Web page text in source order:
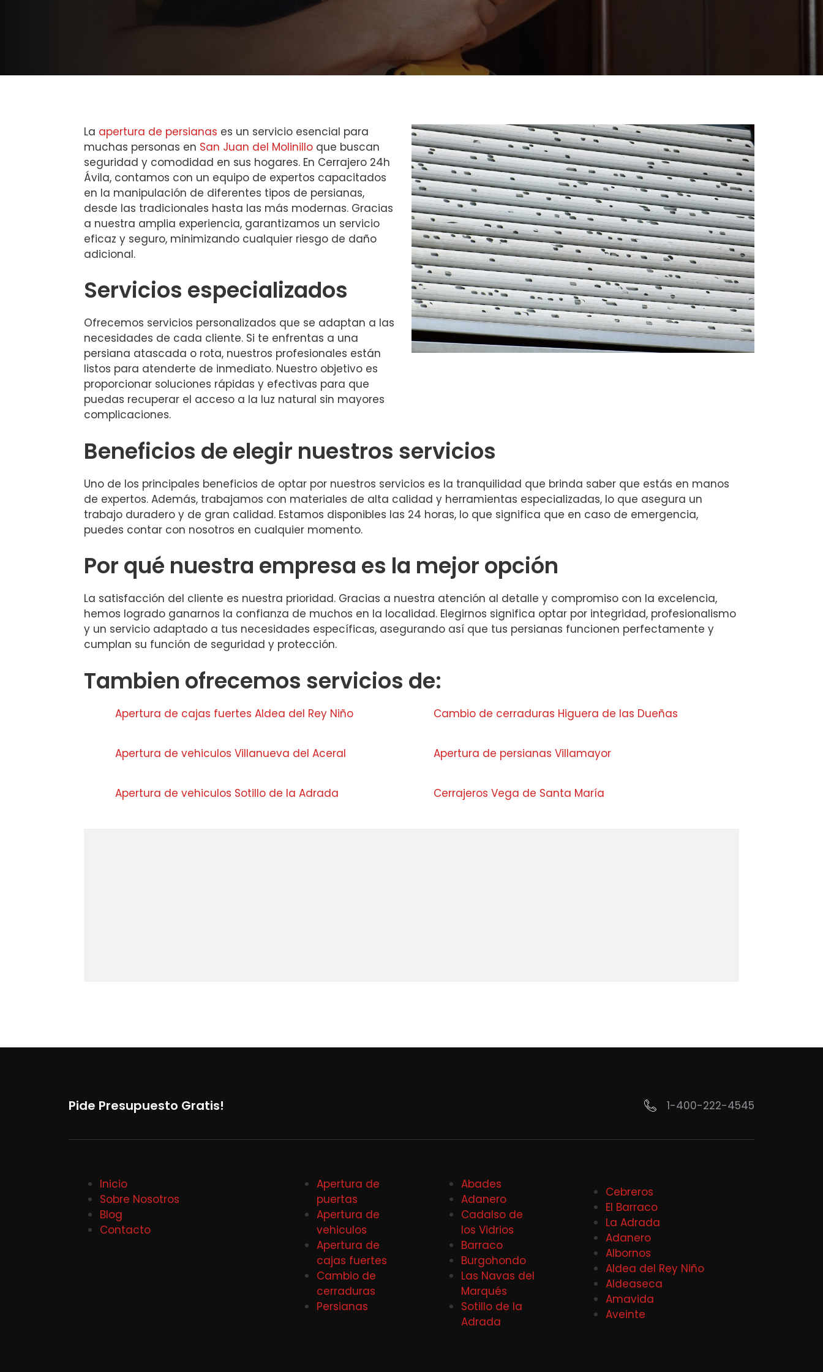
La apertura de persianas es un servicio esencial para
muchas personas en San Juan del Molinillo que buscan
seguridad y comodidad en sus hogares. En Cerrajero 24h
Ávila, contamos con un equipo de expertos capacitados
en la manipulación de diferentes tipos de persianas,
desde las tradicionales hasta las más modernas. Gracias
a nuestra amplia experiencia, garantizamos un servicio
eficaz y seguro, minimizando cualquier riesgo de daño
adicional.
Servicios especializados
Ofrecemos servicios personalizados que se adaptan a las
necesidades de cada cliente. Si te enfrentas a una
persiana atascada o rota, nuestros profesionales están
listos para atenderte de inmediato. Nuestro objetivo es
proporcionar soluciones rápidas y efectivas para que
puedas recuperar el acceso a la luz natural sin mayores
complicaciones.
Beneficios de elegir nuestros servicios
Uno de los principales beneficios de optar por nuestros servicios es la tranquilidad que brinda saber que estás en manos
de expertos. Además, trabajamos con materiales de alta calidad y herramientas especializadas, lo que asegura un
trabajo duradero y de gran calidad. Estamos disponibles las 24 horas, lo que significa que en caso de emergencia,
puedes contar con nosotros en cualquier momento.
Por qué nuestra empresa es la mejor opción
La satisfacción del cliente es nuestra prioridad. Gracias a nuestra atención al detalle y compromiso con la excelencia,
hemos logrado ganarnos la confianza de muchos en la localidad. Elegirnos significa optar por integridad, profesionalismo
y un servicio adaptado a tus necesidades específicas, asegurando así que tus persianas funcionen perfectamente y
cumplan su función de seguridad y protección.
Tambien ofrecemos servicios de:
Apertura de cajas fuertes Aldea del Rey Niño Cambio de cerraduras Higuera de las Dueñas
Apertura de vehiculos Villanueva del Aceral Apertura de persianas Villamayor
Apertura de vehiculos Sotillo de la Adrada Cerrajeros Vega de Santa María
Pide Presupuesto Gratis! 1-400-222-4545
Inicio
Sobre Nosotros
Blog
Contacto
Apertura de
puertas
Apertura de
vehiculos
Apertura de
cajas fuertes
Cambio de
cerraduras
Persianas
Abades
Adanero
Cadalso de
los Vidrios
Barraco
Burgohondo
Las Navas del
Marqués
Sotillo de la
Adrada
Cebreros
El Barraco
La Adrada
Adanero
Albornos
Aldea del Rey Niño
Aldeaseca
Amavida
Aveinte